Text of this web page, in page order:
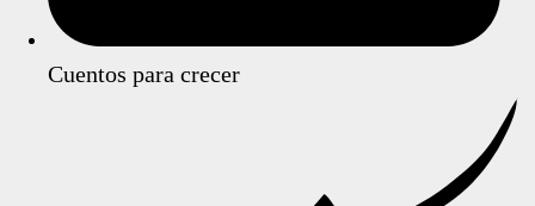
Cuentos para crecer